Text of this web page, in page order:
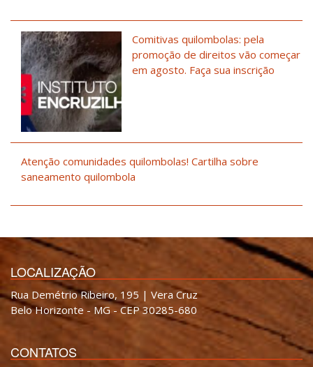
Comitivas quilombolas: pela
promoção de direitos vão começar
em agosto. Faça sua inscrição
Atenção comunidades quilombolas! Cartilha sobre
saneamento quilombola
LOCALIZAÇÃO
Rua Demétrio Ribeiro, 195 | Vera Cruz
Belo Horizonte - MG - CEP 30285-680
CONTATOS